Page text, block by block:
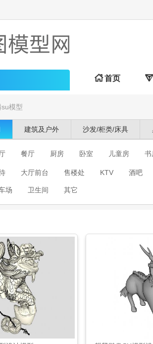
首页 
su模型
建筑及户外 沙发/柜类/床具
餐厅 厨房 卧室 儿童房 书
大厅前台 售楼处 KTV 酒吧
场 卫生间 其它